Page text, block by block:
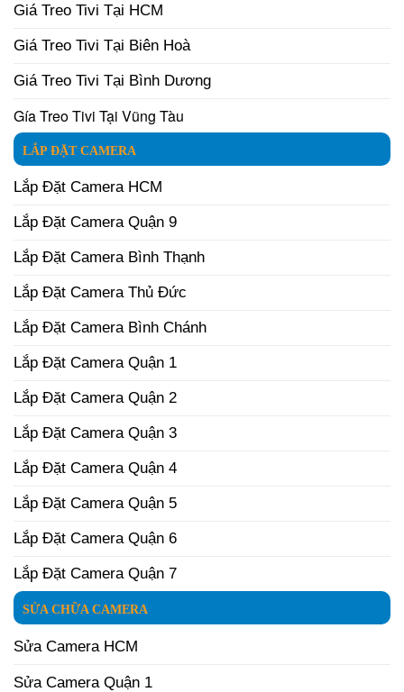
Giá Treo Tivi Tại HCM
Giá Treo Tivi Tại Biên Hoà
Giá Treo Tivi Tại Bình Dương
Gía Treo Tivi Tại Vũng Tàu
LẮP ĐẶT CAMERA
Lắp Đặt Camera HCM
Lắp Đặt Camera Quận 9
Lắp Đặt Camera Bình Thạnh
Lắp Đặt Camera Thủ Đức
Lắp Đặt Camera Bình Chánh
Lắp Đặt Camera Quận 1
Lắp Đặt Camera Quận 2
Lắp Đặt Camera Quận 3
Lắp Đặt Camera Quận 4
Lắp Đặt Camera Quận 5
Lắp Đặt Camera Quận 6
Lắp Đặt Camera Quận 7
SỬA CHỮA CAMERA
Sửa Camera HCM
Sửa Camera Quận 1